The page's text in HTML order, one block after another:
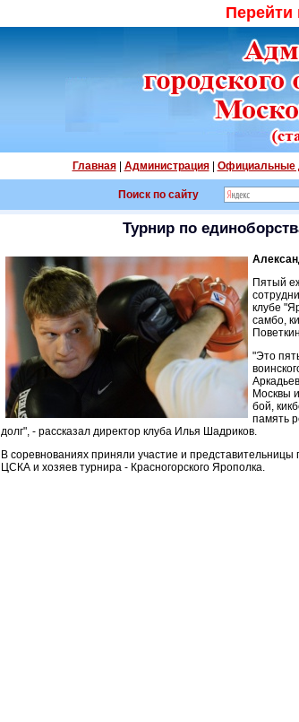
Перейти
Главная| Администрация| Официальные
Поиск по сайту
Турнир по
Пятый
клубе
самбо,
"Это
Москвы
бой,
память
долг", - рассказал директор клуба Илья Шадриков.
В соревнованиях приняли участие и
ЦСКА и хозяев турнира - Красногорского Ярополка.